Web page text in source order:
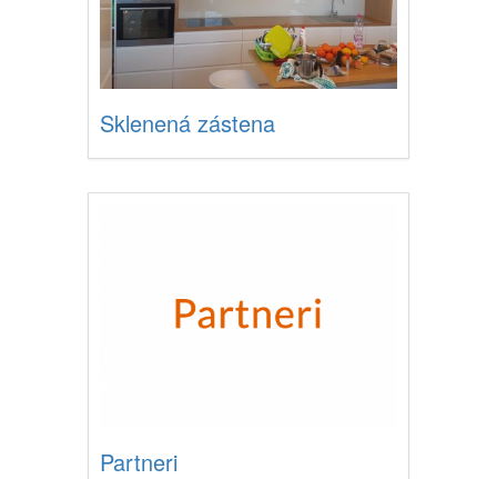
Sklenená zástena
Partneri